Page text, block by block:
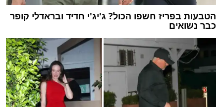
הטבעות בפריז חשפו הכול? ג'יג'י חדיד ובראדלי קופר
כבר נשואים